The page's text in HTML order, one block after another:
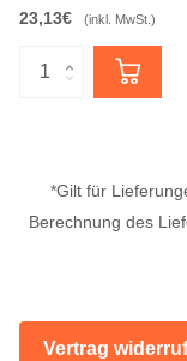
23,13€ (inkl. MwSt.)
*Gilt für
Berechnung des
Vertrag